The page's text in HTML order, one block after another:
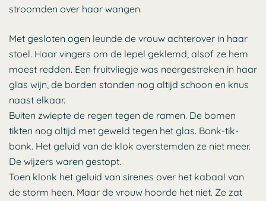
stroomden over haar wangen.
Met gesloten ogen leunde de vrouw achterover in haar
stoel. Haar vingers om de lepel geklemd, alsof ze hem
moest redden. Een fruitvliegje was neergestreken in haar
glas wijn, de borden stonden nog altijd schoon en knus
naast elkaar.
Buiten zwiepte de regen tegen de ramen. De bomen
tikten nog altijd met geweld tegen het glas. Bonk-tik-
bonk. Het geluid van de klok overstemden ze niet meer.
De wijzers waren gestopt.
Toen klonk het geluid van sirenes over het kabaal van
de storm heen. Maar de vrouw hoorde het niet. Ze zat